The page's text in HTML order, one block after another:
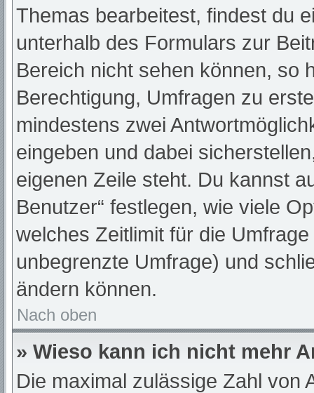
Themas bearbeitest, findest du
unterhalb des Formulars zur
Bereich nicht sehen können, so
Berechtigung, Umfragen zu
mindestens zwei
eingeben und dabei
eigenen Zeile steht. Du kannst
Benutzer“ festlegen, wie viele
welches Zeitlimit für die
unbegrenzte Umfrage) und
ändern können.
Nach oben
» Wieso kann ich nicht mehr
Die maximal zulässige Zahl von